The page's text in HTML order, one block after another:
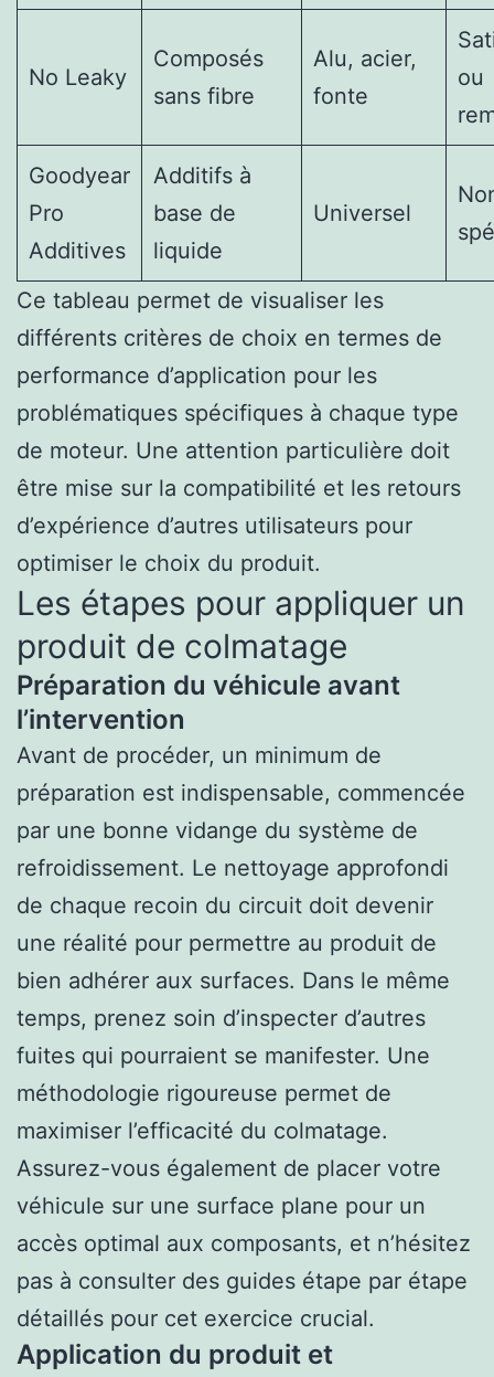
No Leaky
Composés
sans fibre
Alu, acier,
fonte
ou
Goodyear
Pro
Additives
Additifs à
base de
liquide
Universel
Ce tableau permet de visualiser les
différents critères de choix en termes de
performance d’application pour les
problématiques spécifiques à chaque type
de moteur. Une attention particulière doit
être mise sur la compatibilité et les retours
d’expérience d’autres utilisateurs pour
optimiser le choix du produit.
Les étapes pour appliquer un
produit de colmatage
Préparation du véhicule avant
l’intervention
Avant de procéder, un minimum de
préparation est indispensable, commencée
par une bonne vidange du système de
refroidissement. Le nettoyage approfondi
de chaque recoin du circuit doit devenir
une réalité pour permettre au produit de
bien adhérer aux surfaces. Dans le même
temps, prenez soin d’inspecter d’autres
fuites qui pourraient se manifester. Une
méthodologie rigoureuse permet de
maximiser l’efficacité du colmatage.
Assurez-vous également de placer votre
véhicule sur une surface plane pour un
accès optimal aux composants, et n’hésitez
pas à consulter des guides étape par étape
détaillés pour cet exercice crucial.
Application du produit et